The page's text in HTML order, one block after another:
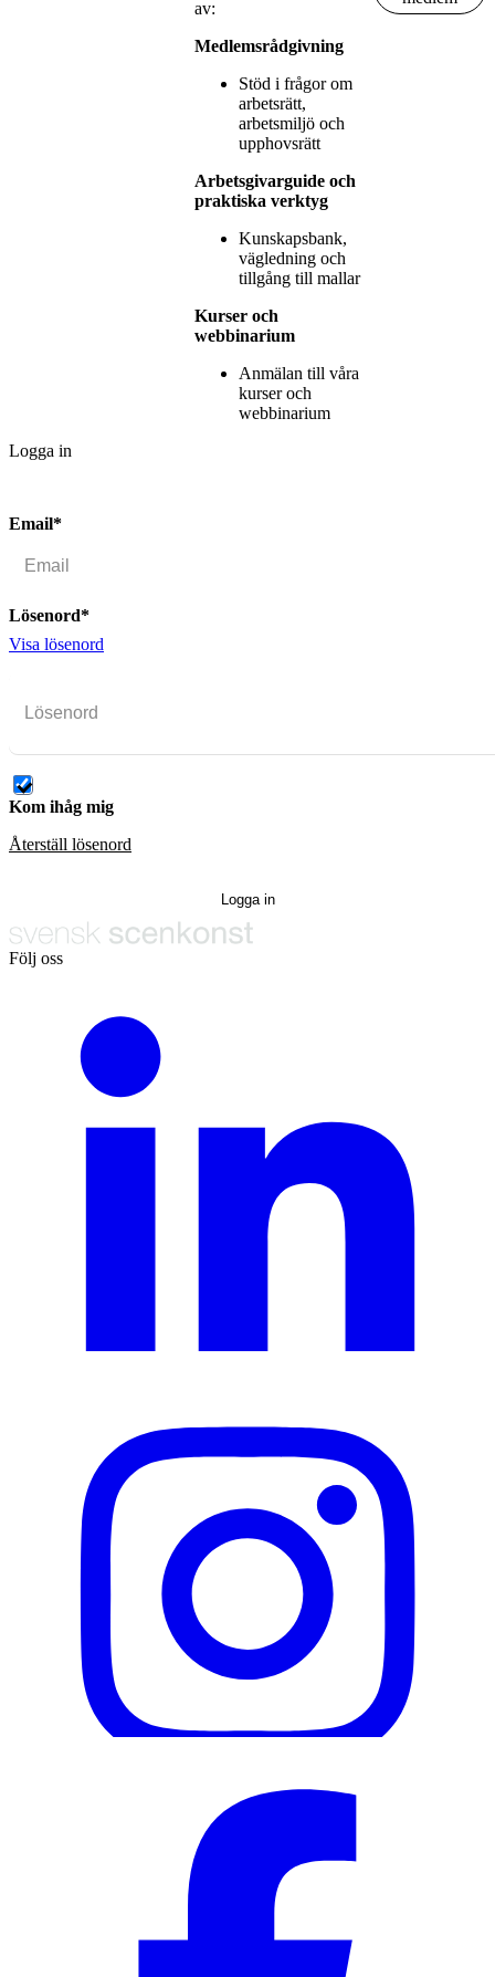
av:
Medlemsrådgivning
Stöd i frågor om
arbetsrätt,
arbetsmiljö och
upphovsrätt
Arbetsgivarguide och
praktiska verktyg
Kunskapsbank,
vägledning och
tillgång till mallar
Kurser och
webbinarium
Anmälan till våra
kurser och
webbinarium
Logga in
Email*
Lösenord*
Visa lösenord
Kom ihåg mig
Återställ lösenord
Följ oss